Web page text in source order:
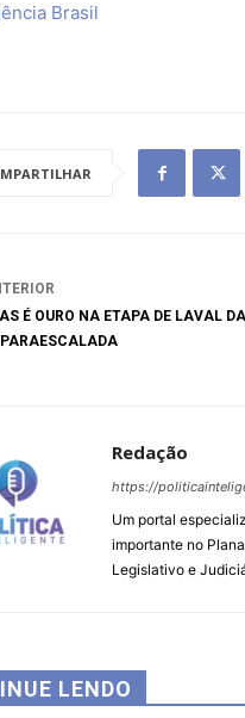
Brasil
É OURO NA ETAPA DE LAVAL
PARAESCALADA
Redação
https://
Um portal
importante no
Legislativo e
LENDO